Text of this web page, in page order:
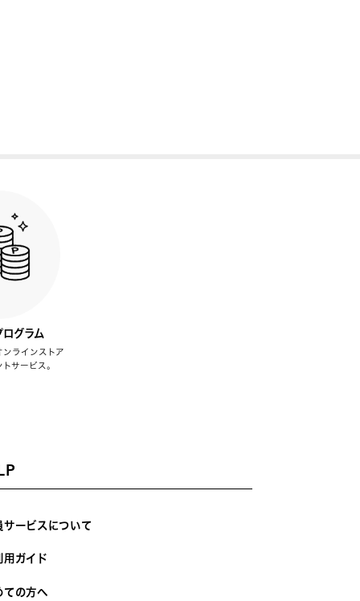
ログラム
ラインストア
サービス。
サービスについて
用ガイド
ての方へ